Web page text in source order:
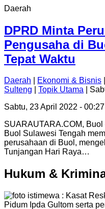
Daerah
DPRD Minta
Pengusaha di
Tepat Waktu
Daerah Ekonomi & Bisnis
Sulteng
Topik Utama |
Sabtu, 23 April 2022 -
SUARAUTARA.COM,
Buol Sulawesi Tengah
perusahaan di Buol,
Tunjangan Hari Raya…
Hukum &